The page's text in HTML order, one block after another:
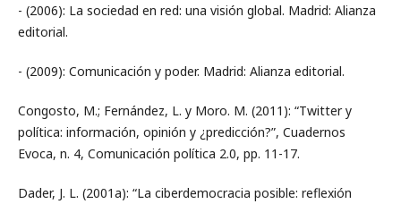
- (2006): La sociedad en red: una visión global. Madrid: Alianza
editorial.
- (2009): Comunicación y poder. Madrid: Alianza editorial.
Congosto, M.; Fernández, L. y Moro. M. (2011): “Twitter y
política: información, opinión y ¿predicción?”, Cuadernos
Evoca, n. 4, Comunicación política 2.0, pp. 11-17.
Dader, J. L. (2001a): “La ciberdemocracia posible: reflexión